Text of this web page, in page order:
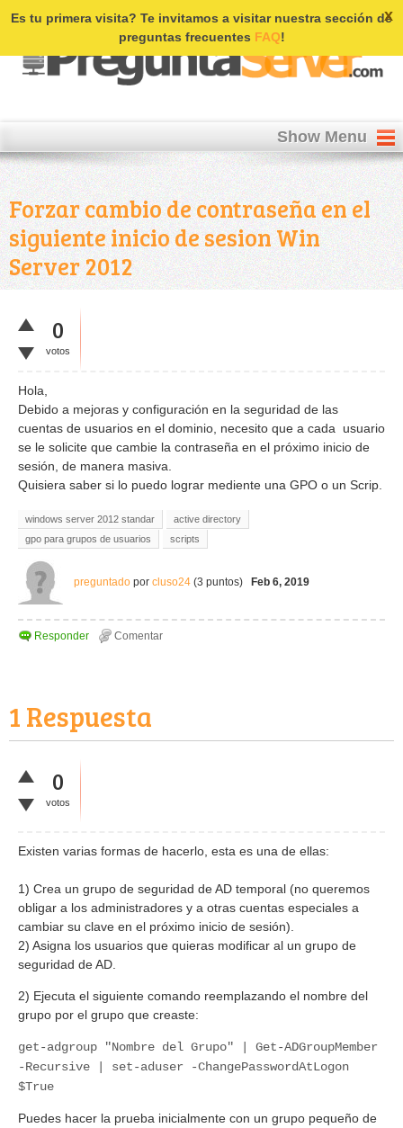
Login | Register
Es tu primera visita? Te invitamos a visitar nuestra sección de
preguntas frecuentes FAQ!
x
Show Menu
Forzar cambio de contraseña en el
siguiente inicio de sesion Win
Server 2012
0
votos
Hola,
Debido a mejoras y configuración en la seguridad de las
cuentas de usuarios en el dominio, necesito que a cada usuario
se le solicite que cambie la contraseña en el próximo inicio de
sesión, de manera masiva.
Quisiera saber si lo puedo lograr mediente una GPO o un Scrip.
windows server 2012 standar
active directory
gpo para grupos de usuarios
scripts
preguntado por cluso24 (3 puntos) Feb 6, 2019
1 Respuesta
0
votos
Existen varias formas de hacerlo, esta es una de ellas:
1) Crea un grupo de seguridad de AD temporal (no queremos
obligar a los administradores y a otras cuentas especiales a
cambiar su clave en el próximo inicio de sesión).
2) Asigna los usuarios que quieras modificar al un grupo de
seguridad de AD.
2) Ejecuta el siguiente comando reemplazando el nombre del
grupo por el grupo que creaste:
get-adgroup "Nombre del Grupo" | Get-ADGroupMember
-Recursive | set-aduser -ChangePasswordAtLogon
$True
Puedes hacer la prueba inicialmente con un grupo pequeño de